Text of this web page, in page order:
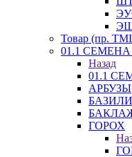
Товар (пр.
01.1
Назад
01.1
АРБУЗЫ
ГОРОХ